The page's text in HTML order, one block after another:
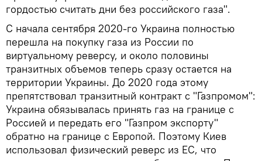
гордостью считать дни без российского газа".
С начала сентября 2020-го Украина полностью
перешла на покупку газа из России по
виртуальному реверсу, и около половины
транзитных объемов теперь сразу остается на
территории Украины. До 2020 года этому
препятствовал транзитный контракт с "Газпромом":
Украина обязывалась принять газ на границе с
Россией и передать его "Газпром экспорту"
обратно на границе с Европой. Поэтому Киев
использовал физический реверс из ЕС, что